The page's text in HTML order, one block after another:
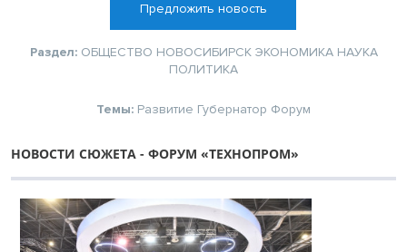
Предложить новость
Раздел: ОБЩЕСТВО НОВОСИБИРСК ЭКОНОМИКА НАУКА
ПОЛИТИКА
Темы: Развитие Губернатор Форум
НОВОСТИ СЮЖЕТА - ФОРУМ «ТЕХНОПРОМ»